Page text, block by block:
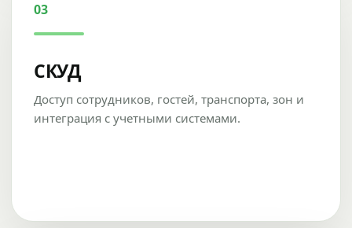
03
СКУД
Доступ сотрудников, гостей, транспорта, зон и
интеграция с учетными системами.